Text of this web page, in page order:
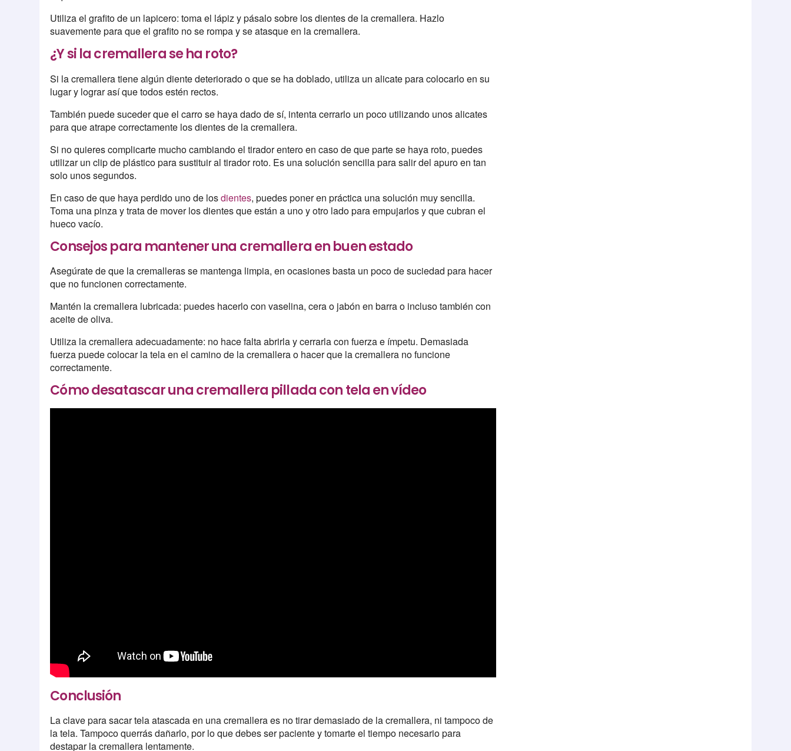
Utiliza el grafito de un lapicero: toma el lápiz y pásalo sobre los dientes de la cremallera. Hazlo
suavemente para que el grafito no se rompa y se atasque en la cremallera.
¿Y si la cremallera se ha roto?
Si la cremallera tiene algún diente deteriorado o que se ha doblado, utiliza un alicate para colocarlo en su
lugar y lograr así que todos estén rectos.
También puede suceder que el carro se haya dado de sí, intenta cerrarlo un poco utilizando unos alicates
para que atrape correctamente los dientes de la cremallera.
Si no quieres complicarte mucho cambiando el tirador entero en caso de que parte se haya roto, puedes
utilizar un clip de plástico para sustituir al tirador roto. Es una solución sencilla para salir del apuro en tan
solo unos segundos.
En caso de que haya perdido uno de losdientes, puedes poner en práctica una solución muy sencilla.
Toma una pinza y trata de mover los dientes que están a uno y otro lado para empujarlos y que cubran el
hueco vacío.
Consejos para mantener una cremallera en buen estado
Asegúrate de que la cremalleras se mantenga limpia, en ocasiones basta un poco de suciedad para hacer
que no funcionen correctamente.
Mantén la cremallera lubricada: puedes hacerlo con vaselina, cera o jabón en barra o incluso también con
aceite de oliva.
Utiliza la cremallera adecuadamente: no hace falta abrirla y cerrarla con fuerza e ímpetu. Demasiada
fuerza puede colocar la tela en el camino de la cremallera o hacer que la cremallera no funcione
correctamente.
Cómo desatascar una cremallera pillada con tela en vídeo
Conclusión
La clave para sacar tela atascada en una cremallera es no tirar demasiado de la cremallera, ni tampoco de
la tela. Tampoco querrás dañarlo, por lo que debes ser paciente y tomarte el tiempo necesario para
destapar la cremallera lentamente.